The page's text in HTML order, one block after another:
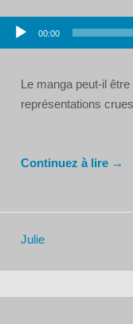
Lecteur
00:00
Le manga peut-il
représentations
Continuez à lire →
Julie